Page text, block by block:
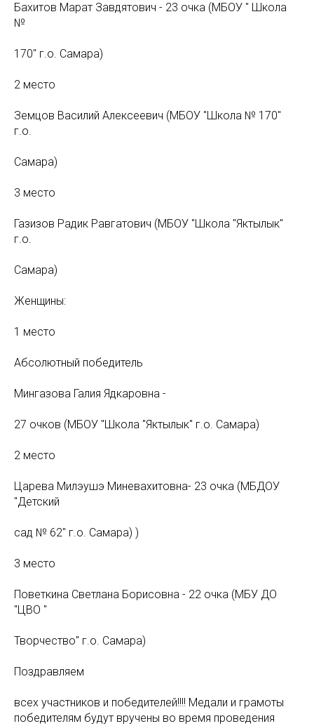
Бахитов Марат Завдятович - 23 очка (МБОУ " Школа
№
170" г.о. Самара)
2 место
Земцов Василий Алексеевич (МБОУ "Школа № 170"
г.о.
Самара)
3 место
Газизов Радик Равгатович (МБОУ "Школа "Яктылык"
г.о.
Самара)
Женщины:
1 место
Абсолютный победитель
Мингазова Галия Ядкаровна -
27 очков (МБОУ "Школа "Яктылык" г.о. Самара)
2 место
Царева Милэушэ Миневахитовна- 23 очка (МБДОУ
"Детский
сад № 62" г.о. Самара) )
3 место
Поветкина Светлана Борисовна - 22 очка (МБУ ДО
"ЦВО "
Творчество" г.о. Самара)
Поздравляем
всех участников и победителей!!!! Медали и грамоты
победителям будут вручены во время проведения